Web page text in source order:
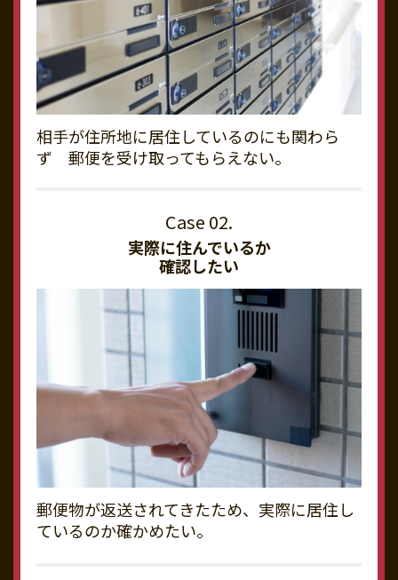
相手が住所地に居住しているのにも関わら
ず 郵便を受け取ってもらえない。
実際に住んでいるか
確認したい
郵便物が返送されてきたため、実際に居住し
ているのか確かめたい。